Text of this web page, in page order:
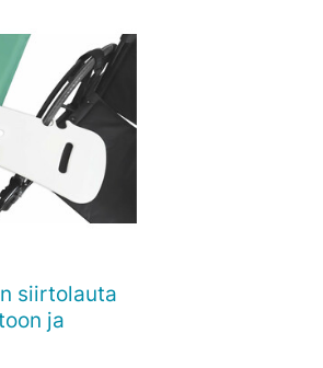
siirtolauta
ja